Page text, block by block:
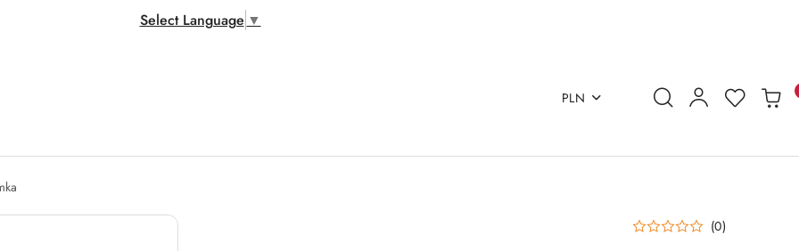
Select Language ▼
PLN
(0)